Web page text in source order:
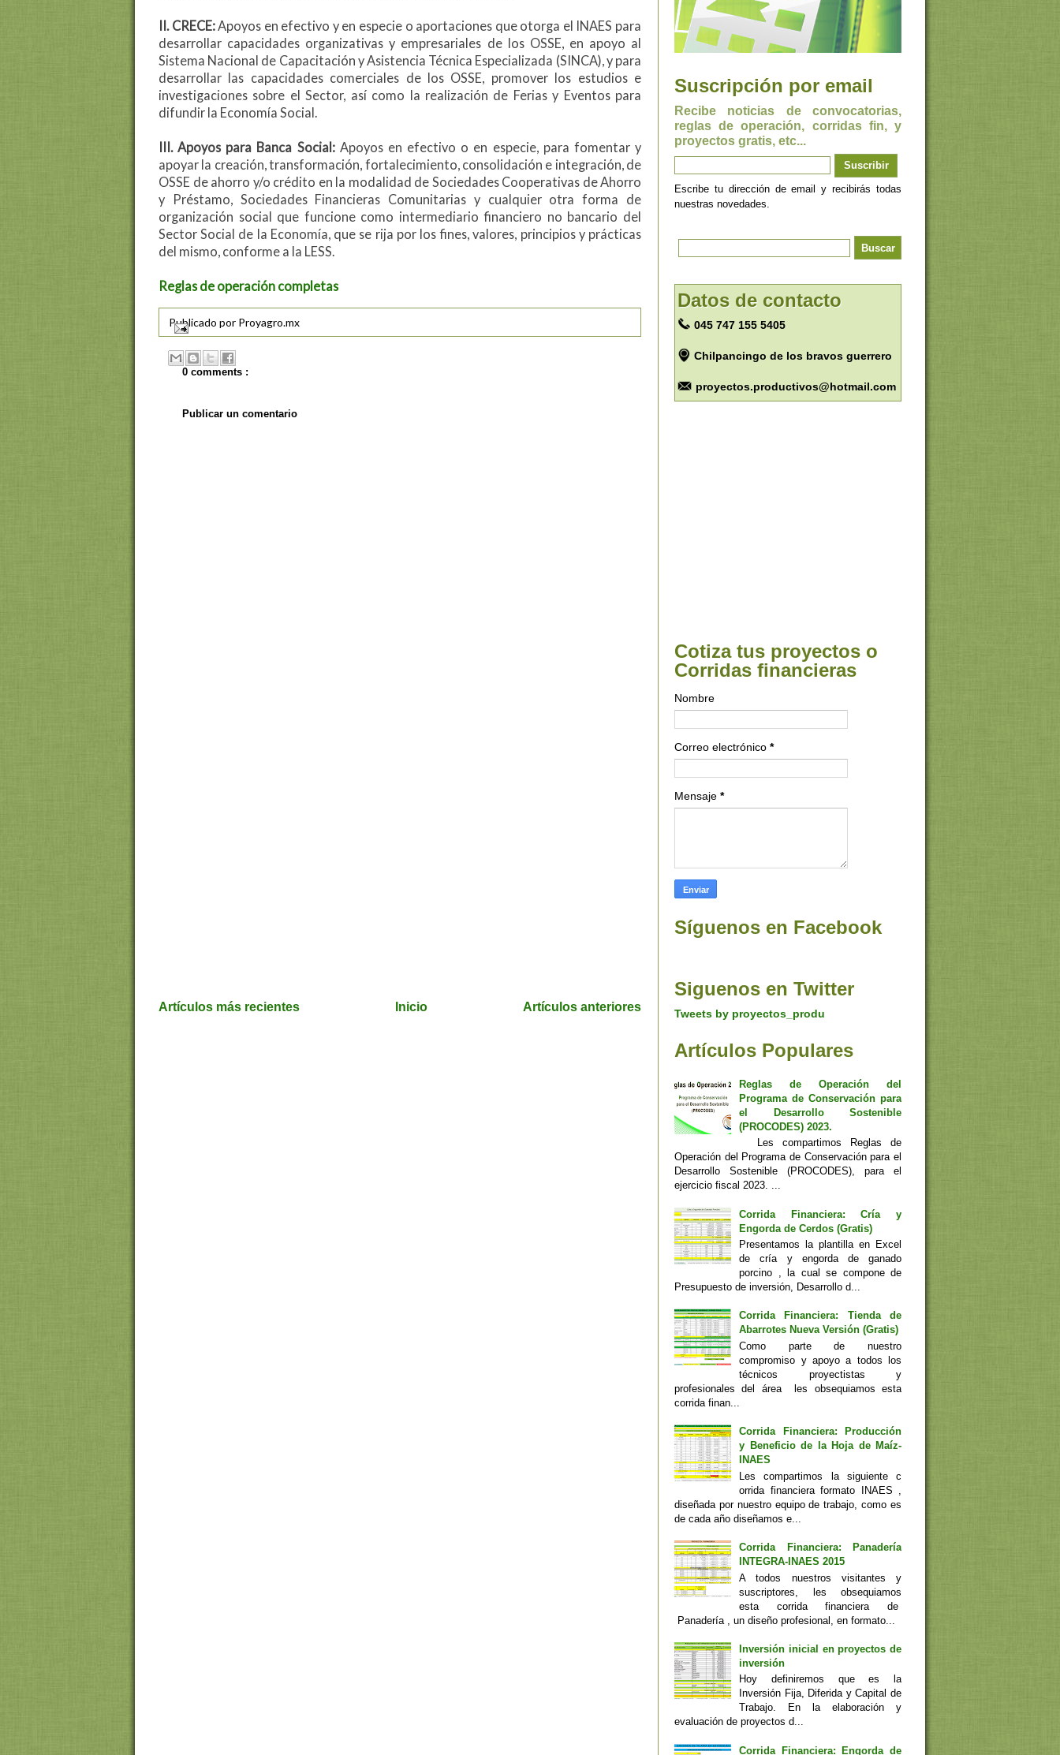
II. CRECE:Apoyos en efectivo y en especie o aportaciones que otorga el INAES para
desarrollar capacidades organizativas y empresariales de los OSSE, en apoyo al
Sistema Nacional de Capacitación y Asistencia Técnica Especializada (SINCA), y para
desarrollar las capacidades comerciales de los OSSE, promover los estudios e
investigaciones sobre el Sector, así como la realización de Ferias y Eventos para
difundir la Economía Social.
III. Apoyos para Banca Social:Apoyos en efectivo o en especie, para fomentar y
apoyar la creación, transformación, fortalecimiento, consolidación e integración, de
OSSE de ahorro y/o crédito en la modalidad de Sociedades Cooperativas de Ahorro
y Préstamo, Sociedades Financieras Comunitarias y cualquier otra forma de
organización social que funcione como intermediario financiero no bancario del
Sector Social de la Economía, que se rija por los fines, valores, principios y prácticas
del mismo, conforme a la LESS.
Reglas de operación completas
Publicado por Proyagro.mx
0 comments :
Publicar un comentario
Artículos más recientes Artículos anteriores
Inicio
Suscripción por email
Recibe noticias de convocatorias,
reglas de operación, corridas fin, y
proyectos gratis, etc...
Escribe tu dirección de email y recibirás todas
nuestras novedades.
Datos de contacto
045 747 155 5405
Chilpancingo de los bravos guerrero
proyectos.productivos@hotmail.com
Cotiza tus proyectos o
Corridas financieras
Nombre
Correo electrónico *
Mensaje *
Síguenos en Facebook
Siguenos en Twitter
Tweets by proyectos_produ
Artículos Populares
Reglas de Operación del
Programa de Conservación para
el Desarrollo Sostenible
(PROCODES) 2023.
Les compartimos Reglas de
Operación del Programa de Conservación para el
Desarrollo Sostenible (PROCODES), para el
ejercicio fiscal 2023. ...
Corrida Financiera: Cría y
Engorda de Cerdos (Gratis)
Presentamos la plantilla en Excel
de cría y engorda de ganado
porcino , la cual se compone de
Presupuesto de inversión, Desarrollo d...
Corrida Financiera: Tienda de
Abarrotes Nueva Versión (Gratis)
Como parte de nuestro
compromiso y apoyo a todos los
técnicos proyectistas y
profesionales del área les obsequiamos esta
corrida finan...
Corrida Financiera: Producción
y Beneficio de la Hoja de Maíz-
INAES
Les compartimos la siguiente c
orrida financiera formato INAES ,
diseñada por nuestro equipo de trabajo, como es
de cada año diseñamos e...
Corrida Financiera: Panadería
INTEGRA-INAES 2015
A todos nuestros visitantes y
suscriptores, les obsequiamos
esta corrida financiera de
Panadería , un diseño profesional, en formato...
Inversión inicial en proyectos de
inversión
Hoy definiremos que es la
Inversión Fija, Diferida y Capital de
Trabajo. En la elaboración y
evaluación de proyectos d...
Corrida Financiera: Engorda de